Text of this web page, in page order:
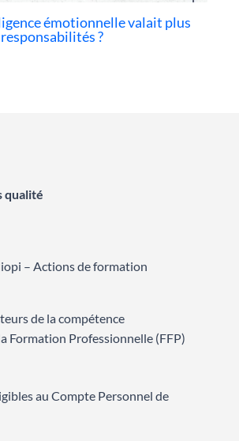
émotionnelle valait plus
?
qualité
– Actions de formation
de la compétence
Formation Professionnelle (FFP)
au Compte Personnel de